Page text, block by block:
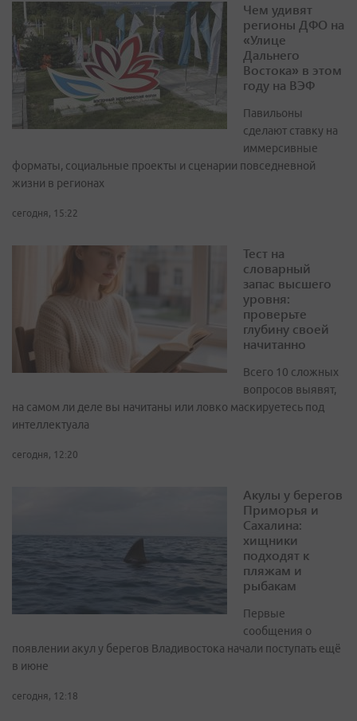
Чем удивят
регионы ДФО на
«Улице
Дальнего
Востока» в этом
году на ВЭФ
Павильоны
сделают ставку на
иммерсивные
форматы, социальные проекты и сценарии повседневной
жизни в регионах
сегодня, 15:22
Тест на
словарный
запас высшего
уровня:
проверьте
глубину своей
начитанно
Всего 10 сложных
вопросов выявят,
на самом ли деле вы начитаны или ловко маскируетесь под
интеллектуала
сегодня, 12:20
Акулы у берегов
Приморья и
Сахалина:
хищники
подходят к
пляжам и
рыбакам
Первые
сообщения о
появлении акул у берегов Владивостока начали поступать ещё
в июне
сегодня, 12:18